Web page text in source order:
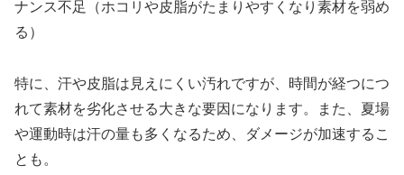
ナンス不足（ホコリや皮脂がたまりやすくなり素材を弱め
る）
特に、汗や皮脂は見えにくい汚れですが、時間が経つにつ
れて素材を劣化させる大きな要因になります。また、夏場
や運動時は汗の量も多くなるため、ダメージが加速するこ
とも。